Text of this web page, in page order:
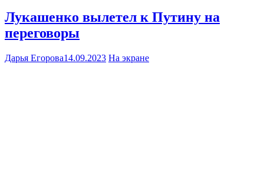
Лукашенко вылетел к Путину на
переговоры
Дарья Егорова14.09.2023 На экране